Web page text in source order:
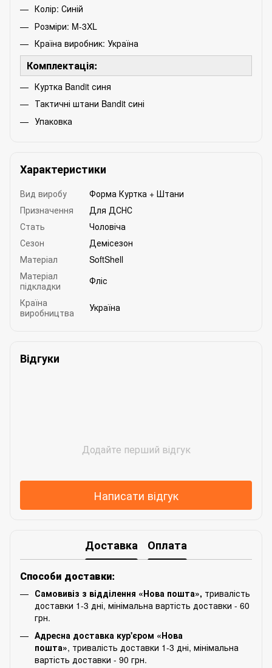
Колір: Синій
Розміри: M-3XL
Країна виробник: Україна
Комплектація:
Куртка Bandit синя
Тактичні штани Bandit сині
Упаковка
Характеристики
Вид виробу
Форма Куртка + Штани
Призначення
Для ДСНС
Стать
Чоловіча
Сезон
Демісезон
Матеріал
SoftShell
Матеріал
підкладки
Фліс
Країна
виробництва
Україна
Відгуки
Додайте перший відгук
Написати відгук
Доставка Оплата
Способи доставки:
Самовивіз з відділення «Нова пошта», тривалість
доставки 1-3 дні, мінімальна вартість доставки - 60
грн.
Адресна доставка кур'єром «Нова
пошта», тривалість доставки 1-3 дні, мінімальна
вартість доставки - 90 грн.